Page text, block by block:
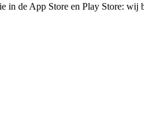
in de App Store en Play Store: